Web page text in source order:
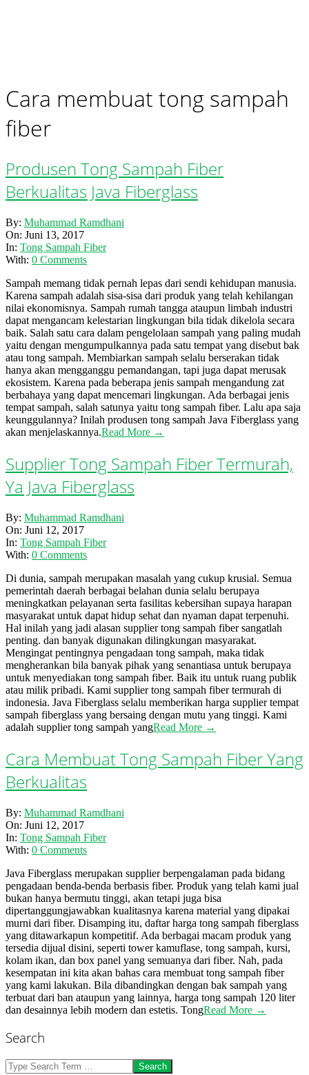
Cara membuat tong sampah
fiber
Produsen Tong Sampah Fiber
Berkualitas Java Fiberglass
2017-
06-
13
By: Muhammad Ramdhani
On: Juni 13, 2017
In: Tong Sampah Fiber
With: 0 Comments
Sampah memang tidak pernah lepas dari sendi kehidupan manusia.
Karena sampah adalah sisa-sisa dari produk yang telah kehilangan
nilai ekonomisnya. Sampah rumah tangga ataupun limbah industri
dapat mengancam kelestarian lingkungan bila tidak dikelola secara
baik. Salah satu cara dalam pengelolaan sampah yang paling mudah
yaitu dengan mengumpulkannya pada satu tempat yang disebut bak
atau tong sampah. Membiarkan sampah selalu berserakan tidak
hanya akan mengganggu pemandangan, tapi juga dapat merusak
ekosistem. Karena pada beberapa jenis sampah mengandung zat
berbahaya yang dapat mencemari lingkungan. Ada berbagai jenis
tempat sampah, salah satunya yaitu tong sampah fiber. Lalu apa saja
keunggulannya? Inilah produsen tong sampah Java Fiberglass yang
akan menjelaskannya.Read More →
Supplier Tong Sampah Fiber Termurah,
Ya Java Fiberglass
2017-
06-
12
By: Muhammad Ramdhani
On: Juni 12, 2017
In: Tong Sampah Fiber
With: 0 Comments
Di dunia, sampah merupakan masalah yang cukup krusial. Semua
pemerintah daerah berbagai belahan dunia selalu berupaya
meningkatkan pelayanan serta fasilitas kebersihan supaya harapan
masyarakat untuk dapat hidup sehat dan nyaman dapat terpenuhi.
Hal inilah yang jadi alasan supplier tong sampah fiber sangatlah
penting. dan banyak digunakan dilingkungan masyarakat.
Mengingat pentingnya pengadaan tong sampah, maka tidak
mengherankan bila banyak pihak yang senantiasa untuk berupaya
untuk menyediakan tong sampah fiber. Baik itu untuk ruang publik
atau milik pribadi. Kami supplier tong sampah fiber termurah di
indonesia. Java Fiberglass selalu memberikan harga supplier tempat
sampah fiberglass yang bersaing dengan mutu yang tinggi. Kami
adalah supplier tong sampah yangRead More →
Cara Membuat Tong Sampah Fiber Yang
Berkualitas
2017-
06-
12
By: Muhammad Ramdhani
On: Juni 12, 2017
In: Tong Sampah Fiber
With: 0 Comments
Java Fiberglass merupakan supplier berpengalaman pada bidang
pengadaan benda-benda berbasis fiber. Produk yang telah kami jual
bukan hanya bermutu tinggi, akan tetapi juga bisa
dipertanggungjawabkan kualitasnya karena material yang dipakai
murni dari fiber. Disamping itu, daftar harga tong sampah fiberglass
yang ditawarkapun kompetitif. Ada berbagai macam produk yang
tersedia dijual disini, seperti tower kamuflase, tong sampah, kursi,
kolam ikan, dan box panel yang semuanya dari fiber. Nah, pada
kesempatan ini kita akan bahas cara membuat tong sampah fiber
yang kami lakukan. Bila dibandingkan dengan bak sampah yang
terbuat dari ban ataupun yang lainnya, harga tong sampah 120 liter
dan desainnya lebih modern dan estetis. TongRead More →
Search
Search